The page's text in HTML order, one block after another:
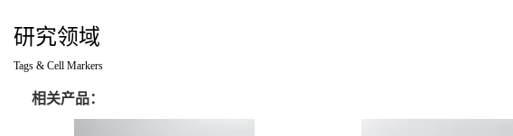
研究领域
Tags & Cell Markers
相关产品：